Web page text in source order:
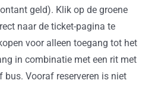
geld). Klik op de groene
naar de ticket-pagina te
voor alleen toegang tot het
in combinatie met een rit met
bus. Vooraf reserveren is niet